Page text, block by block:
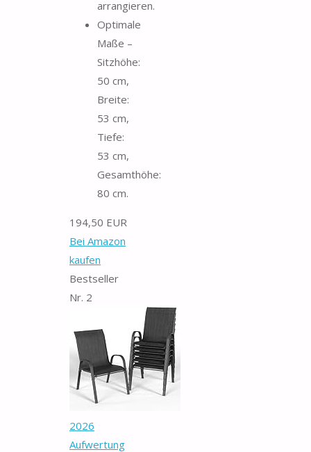
arrangieren.
Optimale
Maße –
Sitzhöhe:
50 cm,
Breite:
53 cm,
Tiefe:
53 cm,
Gesamthöhe:
80 cm.
194,50 EUR
Bei Amazon
kaufen
Bestseller
Nr. 2
2026
Aufwertung